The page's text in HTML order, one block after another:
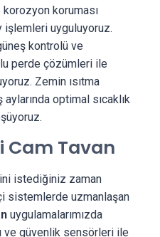
koruması
işlemleri uyguluyoruz.
kontrolü ve
perde çözümleri ile
Zemin ısıtma
optimal sıcaklık
Cam Tavan
istediğiniz zaman
sistemlerde uzmanlaşan
uygulamalarımızda
ve güvenlik sensörleri ile